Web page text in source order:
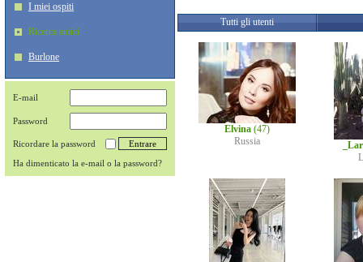
I miei ospiti
Ricerca amici
Burlone
E-mail
Password
Ricordare la password
Ha dimenticato la e-mail o la password?
Tutti gli utenti
Elvina (47)
Russia